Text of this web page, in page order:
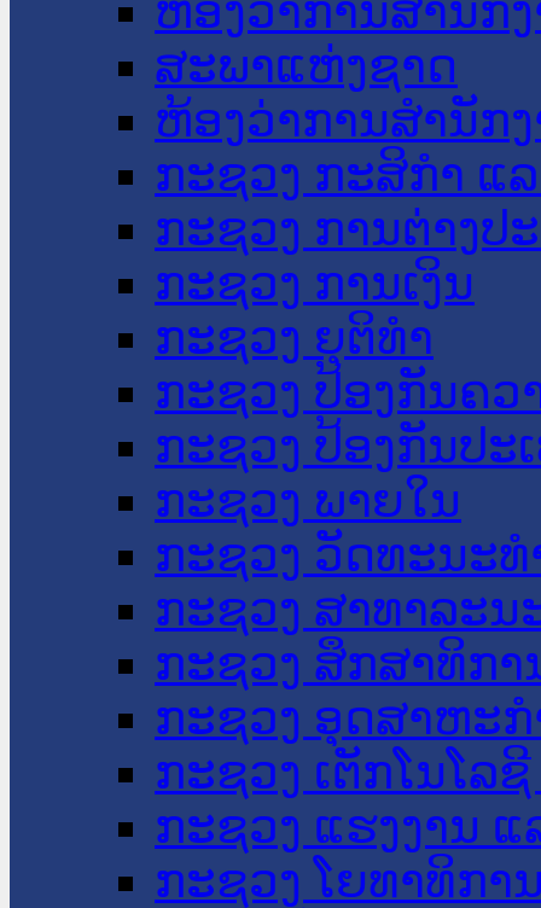
ຫ້ອງວ່າການສໍານັກ
ສະພາແຫ່ງຊາດ
ຫ້ອງວ່າການສຳນັກ
ກະຊວງ ກະສິກຳ ແ
ກະຊວງ ການຕ່າງປ
ກະຊວງ ການເງິນ
ກະຊວງ ຍຸຕິທໍາ
ກະຊວງ ປ້ອງກັນຄວ
ກະຊວງ ປ້ອງກັນປະ
ກະຊວງ ພາຍໃນ
ກະຊວງ ວັດທະນະ
ກະຊວງ ສາທາລະນ
ກະຊວງ ສຶກສາທິກາ
ກະຊວງ ອຸດສາຫະ
ກະຊວງ ເຕັກໂນໂລ
ກະຊວງ ແຮງງານ
ກະຊວງ ໂຍທາທິກາ